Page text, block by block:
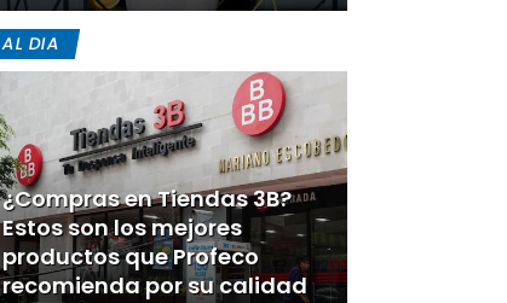
AL DIA
¿Compras en Tiendas 3B?
Estos son los mejores
productos que Profeco
recomienda por su calidad